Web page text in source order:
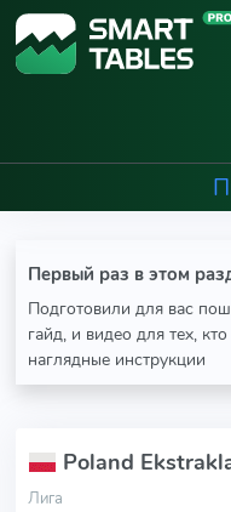
Первый раз в этом
Подготовили для вас
гайд, и видео для тех,
наглядные инструкции
Poland
Лига